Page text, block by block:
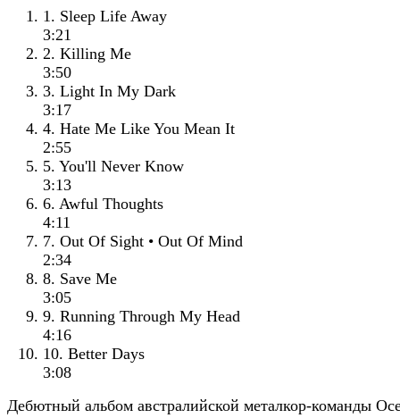
1. Sleep Life Away
3:21
2. Killing Me
3:50
3. Light In My Dark
3:17
4. Hate Me Like You Mean It
2:55
5. You'll Never Know
3:13
6. Awful Thoughts
4:11
7. Out Of Sight • Out Of Mind
2:34
8. Save Me
3:05
9. Running Through My Head
4:16
10. Better Days
3:08
Дебютный альбом австралийской металкор-команды